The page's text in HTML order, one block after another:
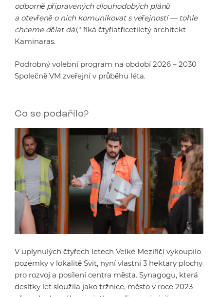
odborně připravených dlouhodobých plánů
a otevřeně o nich komunikovat s veřejností — tohle
chceme dělat dál,“ říká čtyřiatřicetiletý architekt
Kaminaras.
Podrobný volební program na období 2026 – 2030
Společně VM zveřejní v průběhu léta.
Co se podařilo?
V uplynulých čtyřech letech Velké Meziříčí vykoupilo
pozemky v lokalitě Svit, nyní vlastní 3 hektary plochy
pro rozvoj a posílení centra města. Synagogu, která
desítky let sloužila jako tržnice, město v roce 2023